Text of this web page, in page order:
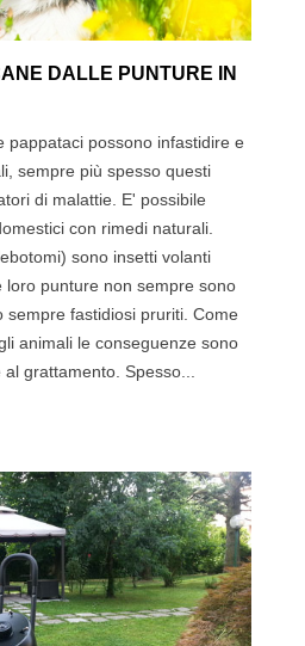
DALLE PUNTURE IN
pappataci possono infastidire e
sempre più spesso questi
di malattie. E' possibile
con rimedi naturali.
sono insetti volanti
loro punture non sempre sono
sempre fastidiosi pruriti. Come
animali le conseguenze sono
grattamento. Spesso...